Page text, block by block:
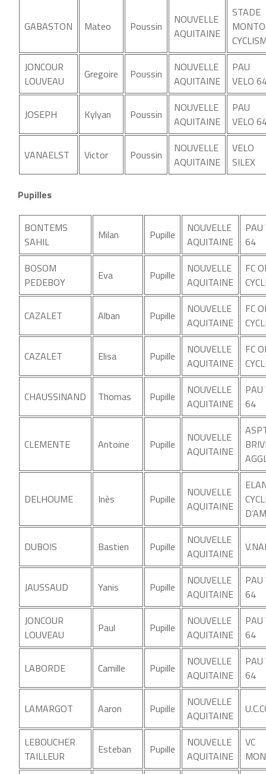
GABASTON Mateo Poussin
NOUVELLE
AQUITAINE
STADE
JONCOUR
LOUVEAU
Gregoire Poussin
NOUVELLE
AQUITAINE
PAU
VELO
JOSEPH Kylyan Poussin
NOUVELLE
AQUITAINE
PAU
VELO
VANAELST Victor Poussin
NOUVELLE
AQUITAINE
VELO
SILEX
Pupilles
BONTEMS
SAHIL
Milan Pupille
NOUVELLE
AQUITAINE
PAU
64
BOSOM
PEDEBOY
Eva Pupille
NOUVELLE
AQUITAINE
FC
CAZALET Alban Pupille
NOUVELLE
AQUITAINE
FC
CAZALET Elisa Pupille
NOUVELLE
AQUITAINE
FC
CHAUSSINAND Thomas Pupille
NOUVELLE
AQUITAINE
PAU
64
CLEMENTE Antoine Pupille
NOUVELLE
AQUITAINE
DELHOUME Inès Pupille
NOUVELLE
AQUITAINE
DUBOIS Bastien Pupille
NOUVELLE
AQUITAINE
JAUSSAUD Yanis Pupille
NOUVELLE
AQUITAINE
PAU
64
JONCOUR
LOUVEAU
Paul Pupille
NOUVELLE
AQUITAINE
PAU
64
LABORDE Camille Pupille
NOUVELLE
AQUITAINE
PAU
64
LAMARGOT Aaron Pupille
NOUVELLE
AQUITAINE
LEBOUCHER
TAILLEUR
Esteban Pupille
NOUVELLE
AQUITAINE
VC